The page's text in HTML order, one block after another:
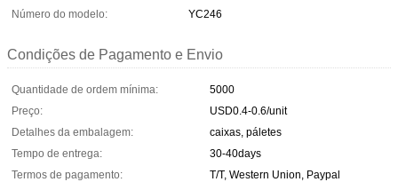
Número do modelo:
YC246
Condições de Pagamento e Envio
Quantidade de ordem mínima:
5000
Preço:
USD0.4-0.6/unit
Detalhes da embalagem:
caixas, páletes
Tempo de entrega:
30-40days
Termos de pagamento:
T/T, Western Union, Paypal